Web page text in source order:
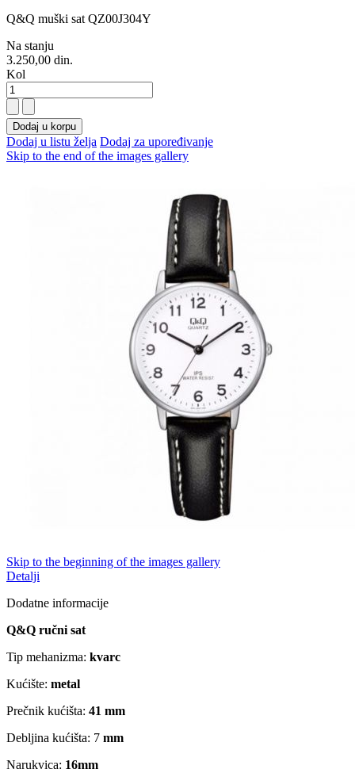
Q&Q muški sat QZ00J304Y
Na stanju
3.250,00 din.
Kol
Dodaj u korpu
Dodaj u listu želja Dodaj za upoređivanje
Skip to the end of the images gallery
Skip to the beginning of the images gallery
Detalji
Dodatne informacije
Q&Q ručni sat
Tip mehanizma: kvarc
Kućište: metal
Prečnik kućišta: 41 mm
Debljina kućišta: 7 mm
Narukvica: 16mm